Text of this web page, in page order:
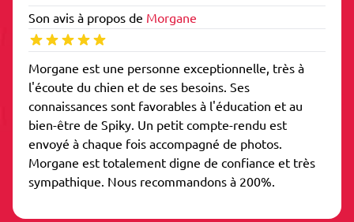
Son avis à propos de Morgane
Morgane est une personne exceptionnelle, très à
l'écoute du chien et de ses besoins. Ses
connaissances sont favorables à l'éducation et au
bien-être de Spiky. Un petit compte-rendu est
envoyé à chaque fois accompagné de photos.
Morgane est totalement digne de confiance et très
sympathique. Nous recommandons à 200%.